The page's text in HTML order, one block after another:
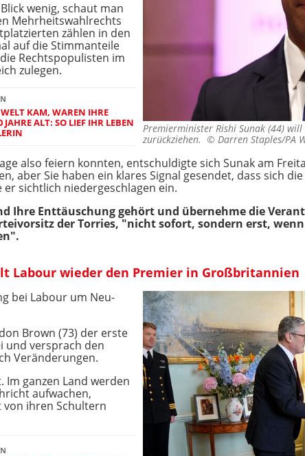
Premierminister Rishi Sunak (44)
zurückziehen. © Darren Staples/PA
wenig, schaut man
Mehrheitswahlrechts
zählen in den
auf die Stimmanteile
Rechtspopulisten im
zulegen.
KAM, WAREN IHRE
JAHRE ALT: SO LIEF IHR LEBEN
also feiern konnten, entschuldigte sich Sunak am
aber Sie haben ein klares Signal gesendet, dass sich
sichtlich niedergeschlagen ein.
Ihre Enttäuschung gehört und übernehme die
der Torries, "nicht sofort, sondern erst,
Labour wieder den Premier in Großbritannien
bei Labour um Neu-
Brown (73) der erste
und versprach den
Veränderungen.
Im ganzen Land werden
aufwachen,
von ihren Schultern